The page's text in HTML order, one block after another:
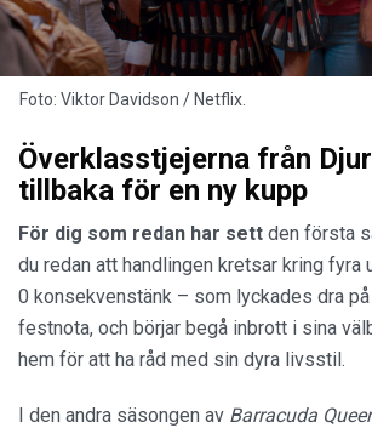
Foto: Viktor Davidson / Netflix.
Överklasstjejerna från
tillbaka för en ny kupp
För dig som redan har sett den första
du redan att handlingen kretsar kring fyra
0 konsekvenstänk – som lyckades dra
festnota, och börjar begå inbrott i sina
hem för att ha råd med sin dyra livsstil.
I den andra säsongen av Barracuda